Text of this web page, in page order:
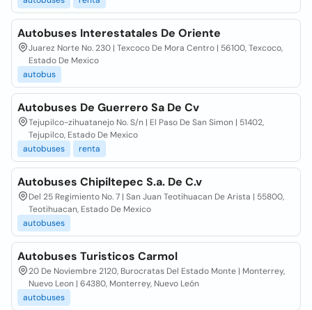
Autobuses Interestatales De Oriente
Juarez Norte No. 230 | Texcoco De Mora Centro | 56100, Texcoco,
Estado De Mexico
autobus
Autobuses De Guerrero Sa De Cv
Tejupilco-zihuatanejo No. S/n | El Paso De San Simon | 51402,
Tejupilco, Estado De Mexico
autobuses
renta
Autobuses Chipiltepec S.a. De C.v
Del 25 Regimiento No. 7 | San Juan Teotihuacan De Arista | 55800,
Teotihuacan, Estado De Mexico
autobuses
Autobuses Turisticos Carmol
20 De Noviembre 2120, Burocratas Del Estado Monte | Monterrey,
Nuevo Leon | 64380, Monterrey, Nuevo León
autobuses